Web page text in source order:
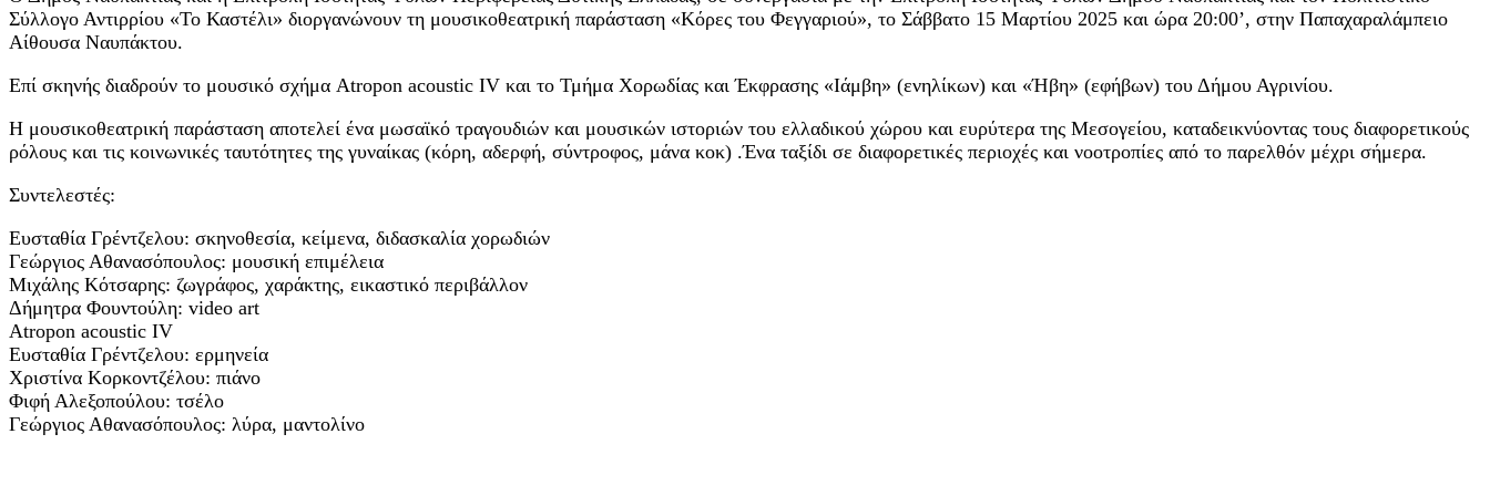
Σύλλογο Αντιρρίου «Το Καστέλι» διοργανώνουν τη μουσικοθεατρική παράσταση «Κόρες του Φεγγαριού», το Σάββατο 15 Μαρτίου 2025 και ώρα 20:00’, στην Παπαχαραλάμπειο
Αίθουσα Ναυπάκτου.
Επί σκηνής διαδρούν το μουσικό σχήμα Atropon acoustic IV και το Τμήμα Χορωδίας και Έκφρασης «Ιάμβη» (ενηλίκων) και «Ήβη» (εφήβων) του Δήμου Αγρινίου.
Η μουσικοθεατρική παράσταση αποτελεί ένα μωσαϊκό τραγουδιών και μουσικών ιστοριών του ελλαδικού χώρου και ευρύτερα της Μεσογείου, καταδεικνύοντας τους διαφορετικούς
ρόλους και τις κοινωνικές ταυτότητες της γυναίκας (κόρη, αδερφή, σύντροφος, μάνα κοκ) .Ένα ταξίδι σε διαφορετικές περιοχές και νοοτροπίες από το παρελθόν μέχρι σήμερα.
Συντελεστές:
Ευσταθία Γρέντζελου: σκηνοθεσία, κείμενα, διδασκαλία χορωδιών
Γεώργιος Αθανασόπουλος: μουσική επιμέλεια
Μιχάλης Κότσαρης: ζωγράφος, χαράκτης, εικαστικό περιβάλλον
Δήμητρα Φουντούλη: video art
Atropon acoustic IV
Ευσταθία Γρέντζελου: ερμηνεία
Χριστίνα Κορκοντζέλου: πιάνο
Φιφή Αλεξοπούλου: τσέλο
Γεώργιος Αθανασόπουλος: λύρα, μαντολίνο